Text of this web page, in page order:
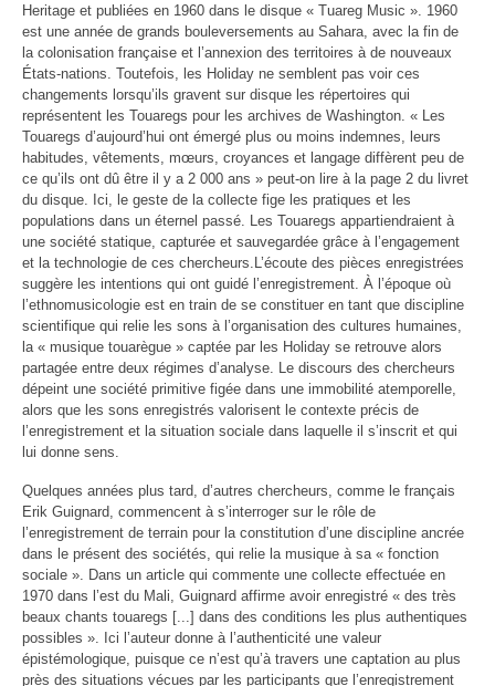
Heritage et publiées en 1960 dans le disque « Tuareg Music ». 1960
est une année de grands bouleversements au Sahara, avec la fin de
la colonisation française et l’annexion des territoires à de nouveaux
États-nations. Toutefois, les Holiday ne semblent pas voir ces
changements lorsqu’ils gravent sur disque les répertoires qui
représentent les Touaregs pour les archives de Washington. « Les
Touaregs d’aujourd’hui ont émergé plus ou moins indemnes, leurs
habitudes, vêtements, mœurs, croyances et langage diffèrent peu de
ce qu’ils ont dû être il y a 2 000 ans » peut-on lire à la page 2 du livret
du disque. Ici, le geste de la collecte fige les pratiques et les
populations dans un éternel passé. Les Touaregs appartiendraient à
une société statique, capturée et sauvegardée grâce à l’engagement
et la technologie de ces chercheurs. L’écoute des pièces enregistrées
suggère les intentions qui ont guidé l’enregistrement. À l’époque où
l’ethnomusicologie est en train de se constituer en tant que discipline
scientifique qui relie les sons à l’organisation des cultures humaines,
la « musique touarègue » captée par les Holiday se retrouve alors
partagée entre deux régimes d’analyse. Le discours des chercheurs
dépeint une société primitive figée dans une immobilité atemporelle,
alors que les sons enregistrés valorisent le contexte précis de
l’enregistrement et la situation sociale dans laquelle il s’inscrit et qui
lui donne sens.
Quelques années plus tard, d’autres chercheurs, comme le français
Erik Guignard, commencent à s’interroger sur le rôle de
l’enregistrement de terrain pour la constitution d’une discipline ancrée
dans le présent des sociétés, qui relie la musique à sa « fonction
sociale ». Dans un article qui commente une collecte effectuée en
1970 dans l’est du Mali, Guignard affirme avoir enregistré « des très
beaux chants touaregs [...] dans des conditions les plus authentiques
possibles ». Ici l’auteur donne à l’authenticité une valeur
épistémologique, puisque ce n’est qu’à travers une captation au plus
près des situations vécues par les participants que l’enregistrement